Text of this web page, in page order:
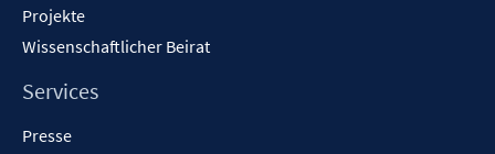
Projekte
Wissenschaftlicher Beirat
Services
Presse